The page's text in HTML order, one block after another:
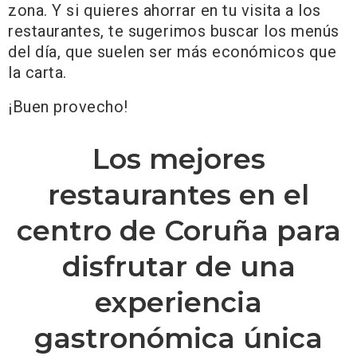
zona. Y si quieres ahorrar en tu visita a los
restaurantes, te sugerimos buscar los menús
del día, que suelen ser más económicos que
la carta.
¡Buen provecho!
Los mejores
restaurantes en el
centro de Coruña para
disfrutar de una
experiencia
gastronómica única